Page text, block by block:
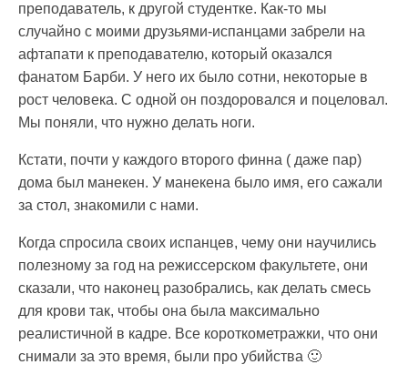
преподаватель, к другой студентке. Как-то мы
случайно с моими друзьями-испанцами забрели на
афтапати к преподавателю, который оказался
фанатом Барби. У него их было сотни, некоторые в
рост человека. С одной он поздоровался и поцеловал.
Мы поняли, что нужно делать ноги.
Кстати, почти у каждого второго финна ( даже пар)
дома был манекен. У манекена было имя, его сажали
за стол, знакомили с нами.
Когда спросила своих испанцев, чему они научились
полезному за год на режиссерском факультете, они
сказали, что наконец разобрались, как делать смесь
для крови так, чтобы она была максимально
реалистичной в кадре. Все короткометражки, что они
снимали за это время, были про убийства 🙂